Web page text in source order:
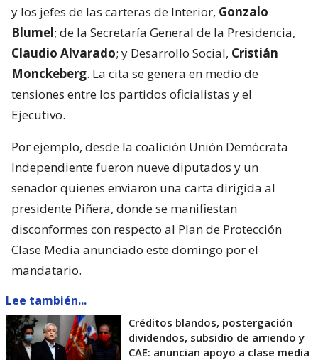
y los jefes de las carteras de Interior, Gonzalo
Blumel; de la Secretaría General de la Presidencia,
Claudio Alvarado; y Desarrollo Social, Cristián
Monckeberg. La cita se genera en medio de
tensiones entre los partidos oficialistas y el
Ejecutivo.
Por ejemplo, desde la coalición Unión Demócrata
Independiente fueron nueve diputados y un
senador quienes enviaron una carta dirigida al
presidente Piñera, donde se manifiestan
disconformes con respecto al Plan de Protección
Clase Media anunciado este domingo por el
mandatario.
Lee también...
Créditos blandos, postergación
dividendos, subsidio de arriendo y
CAE: anuncian apoyo a clase media